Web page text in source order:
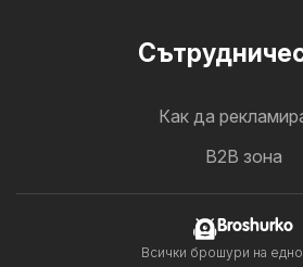
Как да
B2B зона
Broshurko
Всички брошури на